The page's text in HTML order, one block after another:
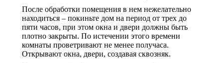
После обработки помещения в нем нежелательно
находиться – покиньте дом на период от трех до
пяти часов, при этом окна и двери должны быть
плотно закрыты. По истечении этого времени
комнаты проветривают не менее получаса.
Открывают окна, двери, создавая сквозняк.